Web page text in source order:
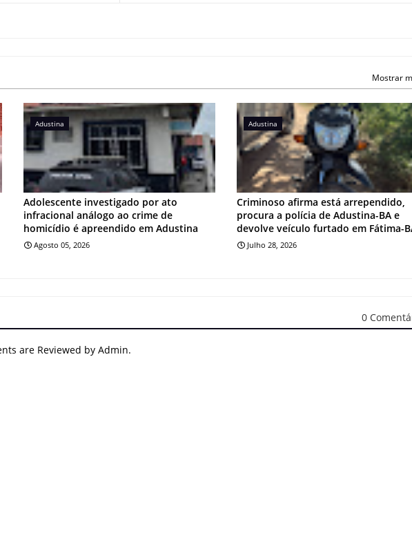
Mostrar
Adustina
Adolescente investigado por ato
infracional análogo ao crime de
homicídio é apreendido em Adustina
Agosto 05, 2026
Adustina
Criminoso afirma está arrependido,
procura a polícia de Adustina-BA e
devolve veículo furtado em Fátima-
Julho 28, 2026
0
are Reviewed by Admin.